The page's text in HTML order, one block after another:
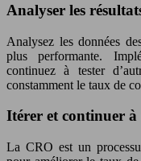
Analyser les
Analysez les données
plus performante.
continuez à tester
constamment le taux de
Itérer et continuer à
La CRO est un